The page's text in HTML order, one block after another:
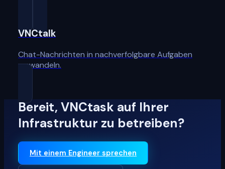
VNCtalk
Chat-Nachrichten in nachverfolgbare Aufgaben
umwandeln.
Bereit, VNCtask auf Ihrer
Infrastruktur zu betreiben?
Mit einem Engineer sprechen